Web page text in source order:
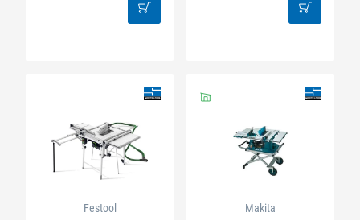
Festool Makita